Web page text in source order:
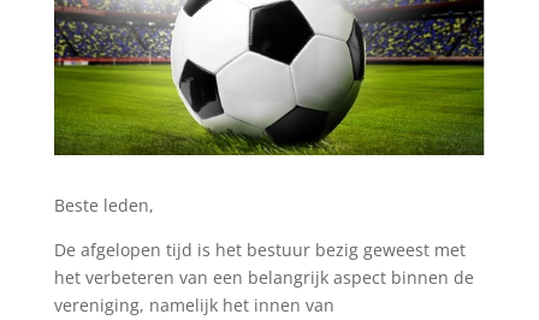
Beste leden,
De afgelopen tijd is het bestuur bezig geweest met
het verbeteren van een belangrijk aspect binnen de
vereniging, namelijk het innen van